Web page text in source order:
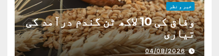
خبر و نظر
وفاق کی 10 لاکھ ٹن گندم درآمد کی
تیاری
04/08/2026